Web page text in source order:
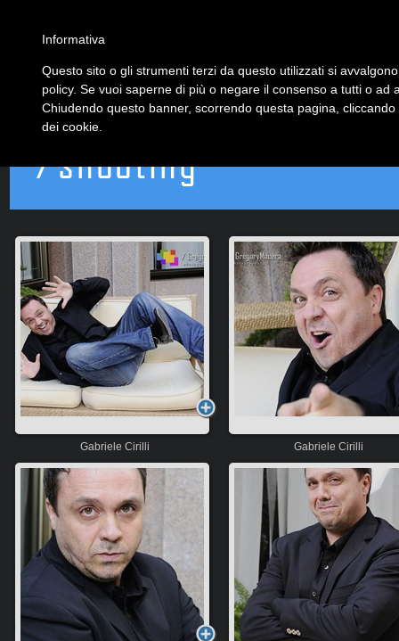
Gabriele Cirilli Gabriele Cirilli
Informativa
Questo sito o gli strumenti terzi da questo utilizzati si
policy. Se vuoi saperne di più o negare il consenso a tutti o ad
Chiudendo questo banner, scorrendo questa pagina,
dei cookie.